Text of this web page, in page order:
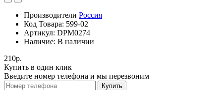
Производители Россия
Код Товара: 599-02
Артикул: DPM0274
Наличие: В наличии
210р.
Купить в один клик
Введите номер телефона и мы перезвоним
Купить